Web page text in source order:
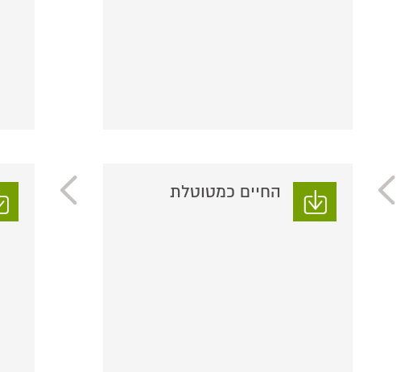
החיים כמטוטלת